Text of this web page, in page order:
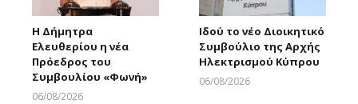
Η Δήμητρα
Ελευθερίου η νέα
Πρόεδρος του
Συμβουλίου «Φωνή»
06/08/2026
Ιδού το νέο Διοικητικό
Συμβούλιο της Αρχής
Ηλεκτρισμού Κύπρου
06/08/2026